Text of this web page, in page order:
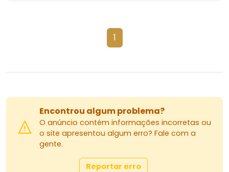
1
Encontrou algum problema?
O anúncio contém informações incorretas ou
o site apresentou algum erro? Fale com a
gente.
Reportar erro